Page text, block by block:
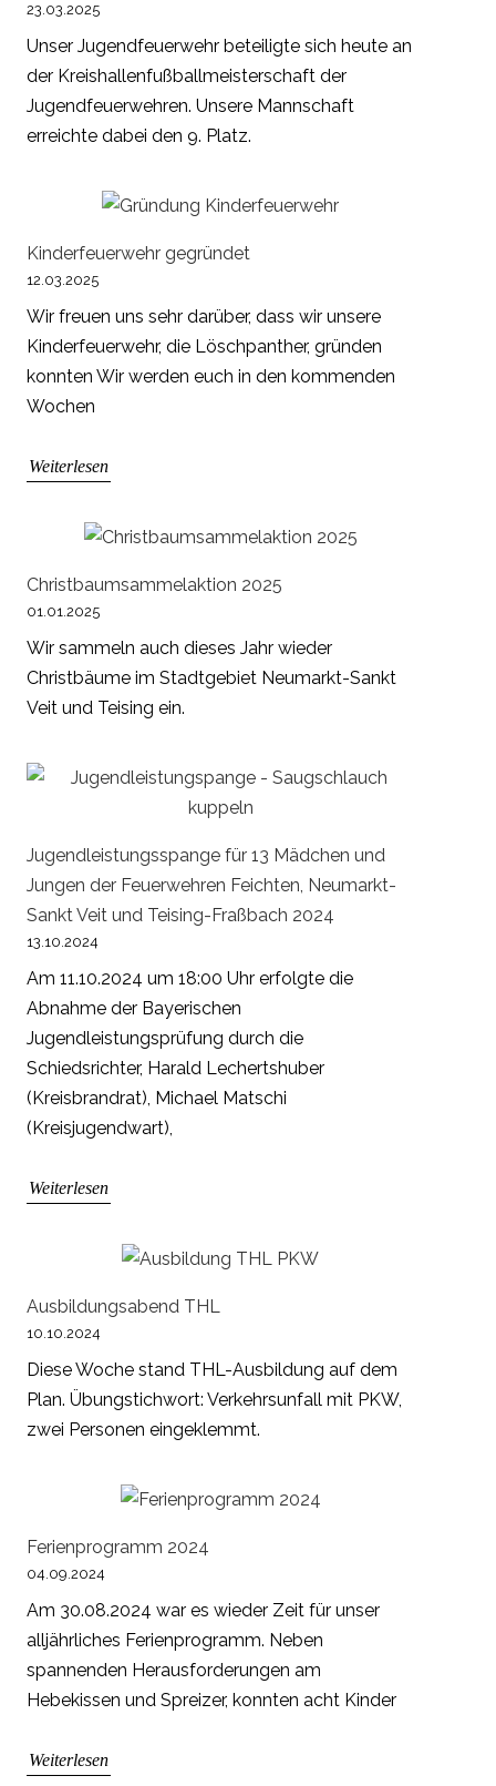
23.03.2025
Unser Jugendfeuerwehr beteiligte sich heute an
der Kreishallenfußballmeisterschaft der
Jugendfeuerwehren. Unsere Mannschaft
erreichte dabei den 9. Platz.
Kinderfeuerwehr gegründet
12.03.2025
Wir freuen uns sehr darüber, dass wir unsere
Kinderfeuerwehr, die Löschpanther, gründen
konnten Wir werden euch in den kommenden
Wochen
Weiterlesen
Christbaumsammelaktion 2025
01.01.2025
Wir sammeln auch dieses Jahr wieder
Christbäume im Stadtgebiet Neumarkt-Sankt
Veit und Teising ein.
Jugendleistungsspange für 13 Mädchen und
Jungen der Feuerwehren Feichten, Neumarkt-
Sankt Veit und Teising-Fraßbach 2024
13.10.2024
Am 11.10.2024 um 18:00 Uhr erfolgte die
Abnahme der Bayerischen
Jugendleistungsprüfung durch die
Schiedsrichter, Harald Lechertshuber
(Kreisbrandrat), Michael Matschi
(Kreisjugendwart),
Weiterlesen
Ausbildungsabend THL
10.10.2024
Diese Woche stand THL-Ausbildung auf dem
Plan. Übungstichwort: Verkehrsunfall mit PKW,
zwei Personen eingeklemmt.
Ferienprogramm 2024
04.09.2024
Am 30.08.2024 war es wieder Zeit für unser
alljährliches Ferienprogramm. Neben
spannenden Herausforderungen am
Hebekissen und Spreizer, konnten acht Kinder
Weiterlesen